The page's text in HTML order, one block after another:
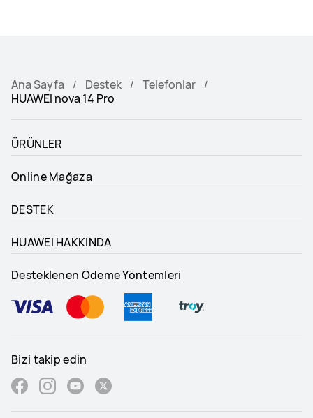
Ana Sayfa Destek
Telefonlar
HUAWEI nova 14 Pro
ÜRÜNLER
Online Mağaza
DESTEK
HUAWEI HAKKINDA
Desteklenen Ödeme Yöntemleri
Bizi takip edin